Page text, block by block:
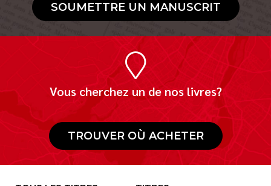
SOUMETTRE UN MANUSCRIT
Vous cherchez un de nos livres?
TROUVER OÙ ACHETER